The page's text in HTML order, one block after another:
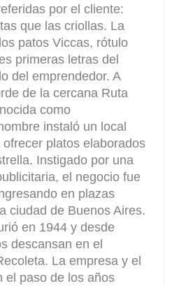
por el cliente:
que las criollas. La
patos Viccas, rótulo
primeras letras del
del emprendedor. A
de la cercana Ruta
como
instaló un local
platos elaborados
Instigado por una
el negocio fue
en plazas
ciudad de Buenos Aires.
en 1944 y desde
descansan en el
La empresa y el
el paso de los años